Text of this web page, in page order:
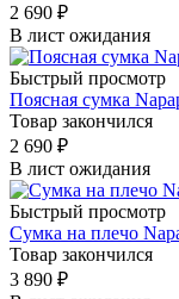
2 690 ₽
В лист ожидания
Быстрый просмотр
Поясная сумка
Товар закончился
2 690 ₽
В лист ожидания
Быстрый просмотр
Сумка на плечо
Товар закончился
3 890 ₽